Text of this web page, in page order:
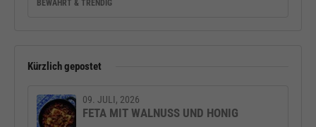
BEWÄHRT & TRENDIG
Kürzlich gepostet
09. JULI, 2026
FETA MIT WALNUSS UND HONIG